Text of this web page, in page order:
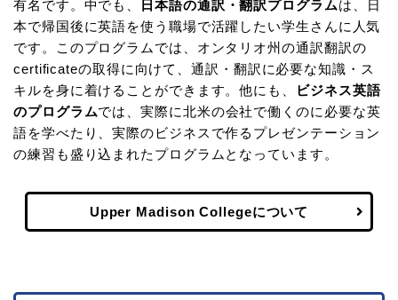
有名です。中でも、
日本語の通訳・翻訳プログラムは、日
本で帰国後に英語を使う職場で活躍したい学生さんに人気
です。このプログラムでは、オンタリオ州の通訳翻訳の
certificateの取得に向けて、通訳・翻訳に必要な知識・ス
キルを身に着けることができます。他にも、
ビジネス英語
のプログラムでは、実際に北米の会社で働くのに必要な英
語を学べたり、実際のビジネスで作るプレゼンテーション
の練習も盛り込まれたプログラムとなっています。
Upper Madison Collegeについて